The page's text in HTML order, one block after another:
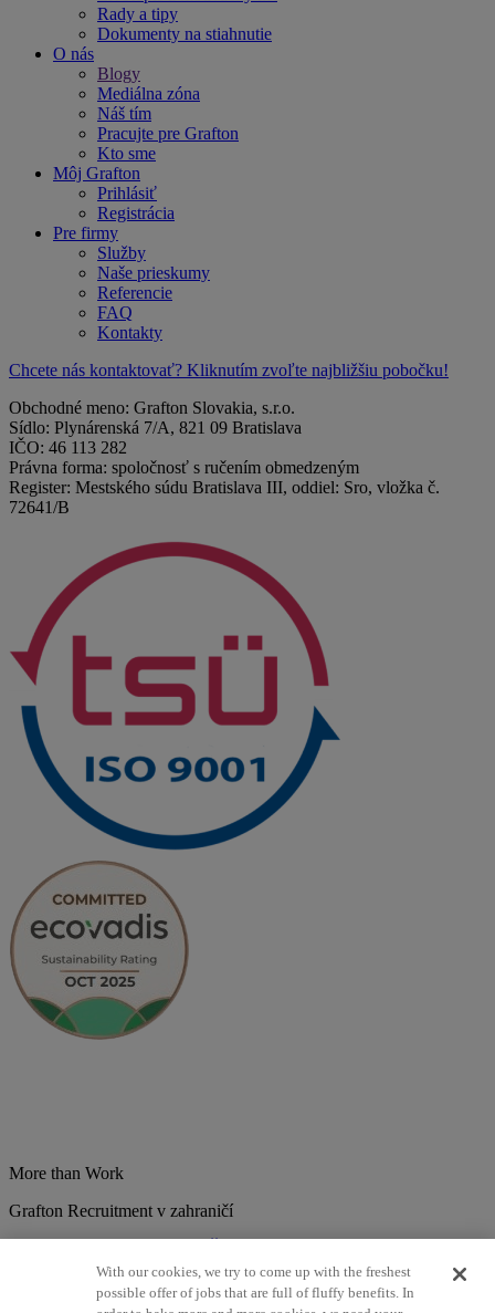
Rady a tipy
Dokumenty na stiahnutie
O nás
Blogy
Mediálna zóna
Náš tím
Pracujte pre Grafton
Kto sme
Môj Grafton
Prihlásiť
Registrácia
Pre firmy
Služby
Naše prieskumy
Referencie
FAQ
Kontakty
Chcete nás kontaktovať? Kliknutím zvoľte najbližšiu pobočku!
Obchodné meno: Grafton Slovakia, s.r.o.
Sídlo: Plynárenská 7/A, 821 09 Bratislava
IČO: 46 113 282
Právna forma: spoločnosť s ručením obmedzeným
Register: Mestského súdu Bratislava III, oddiel: Sro, vložka č.
72641/B
More than Work
Grafton Recruitment v zahraničí
Francúzsko Holandsko India Kolumbia Litva Lotyšsko
Mexiko Nemecko Nórsko Poľsko Portugalsko
Slovensko Španielsko Srbsko Švajčiarsko Taliansko
With our cookies, we try to come up with the freshest
possible offer of jobs that are full of fluffy benefits. In